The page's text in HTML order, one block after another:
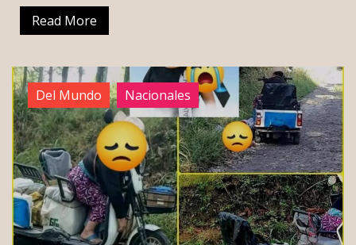
Read More
Del Mundo Nacionales